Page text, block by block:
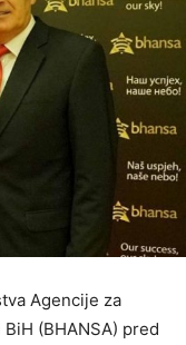
Agencije za
(BHANSA) pred